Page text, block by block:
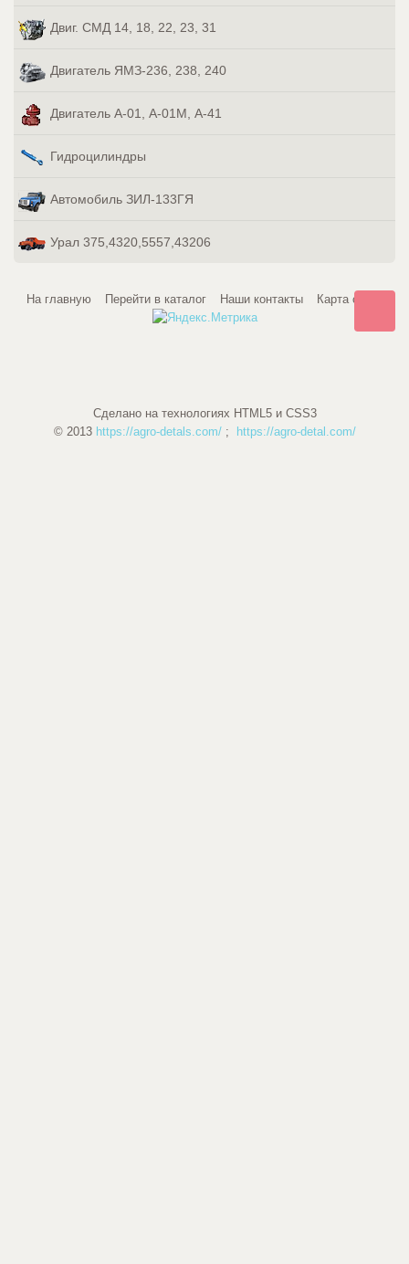
Двиг. СМД 14, 18, 22, 23, 31
Двигатель ЯМЗ-236, 238, 240
Двигатель А-01, А-01М, А-41
Гидроцилиндры
Автомобиль ЗИЛ-133ГЯ
Урал 375,4320,5557,43206
На главную Перейти в каталог Наши контакты Карта сайта
Сделано на технологиях HTML5 и CSS3
© 2013 https://agro-detals.com/; https://agro-detal.com/